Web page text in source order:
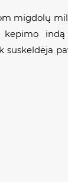
migdolų